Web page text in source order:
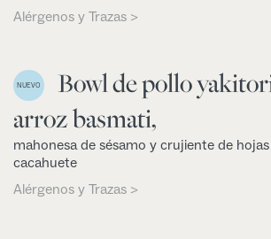
Alérgenos y Trazas >
NUEVO
Bowl de pollo
arroz basmati,
mahonesa de sésamo y crujiente de
cacahuete
Alérgenos y Trazas >